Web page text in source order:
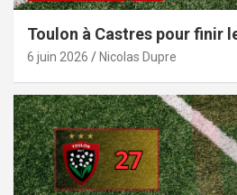
Toulon à Castres pour finir
6 juin 2026 Nicolas Dupre